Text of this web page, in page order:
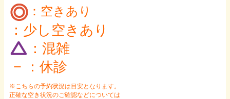
：空きあり
：少し空きあり
：混雑
− ：休診
※こちらの予約状況は目安となります。
正確な空き状況のご確認などについては